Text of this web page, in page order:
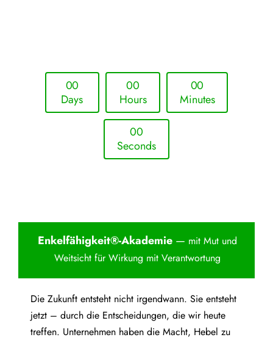
00
Days
00
Hours
00
Minutes
00
Seconds
Enkelfähigkeit®-Akademie— mit Mut und
Weitsicht für Wirkung mit Verantwortung
Die Zukunft entsteht nicht irgendwann. Sie entsteht
jetzt – durch die Entscheidungen, die wir heute
treffen. Unternehmen haben die Macht, Hebel zu